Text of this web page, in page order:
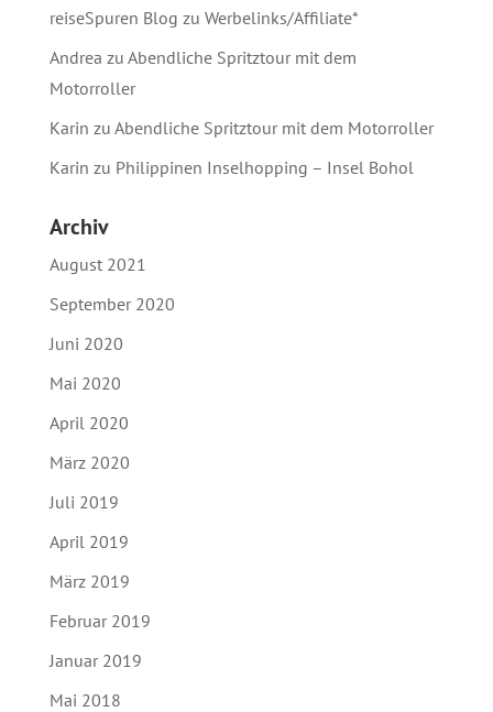
reiseSpuren Blog zu Werbelinks/Affiliate*
Andrea zu Abendliche Spritztour mit dem
Motorroller
Karin zu Abendliche Spritztour mit dem Motorroller
Karin zu Philippinen Inselhopping – Insel Bohol
Archiv
August 2021
September 2020
Juni 2020
Mai 2020
April 2020
März 2020
Juli 2019
April 2019
März 2019
Februar 2019
Januar 2019
Mai 2018